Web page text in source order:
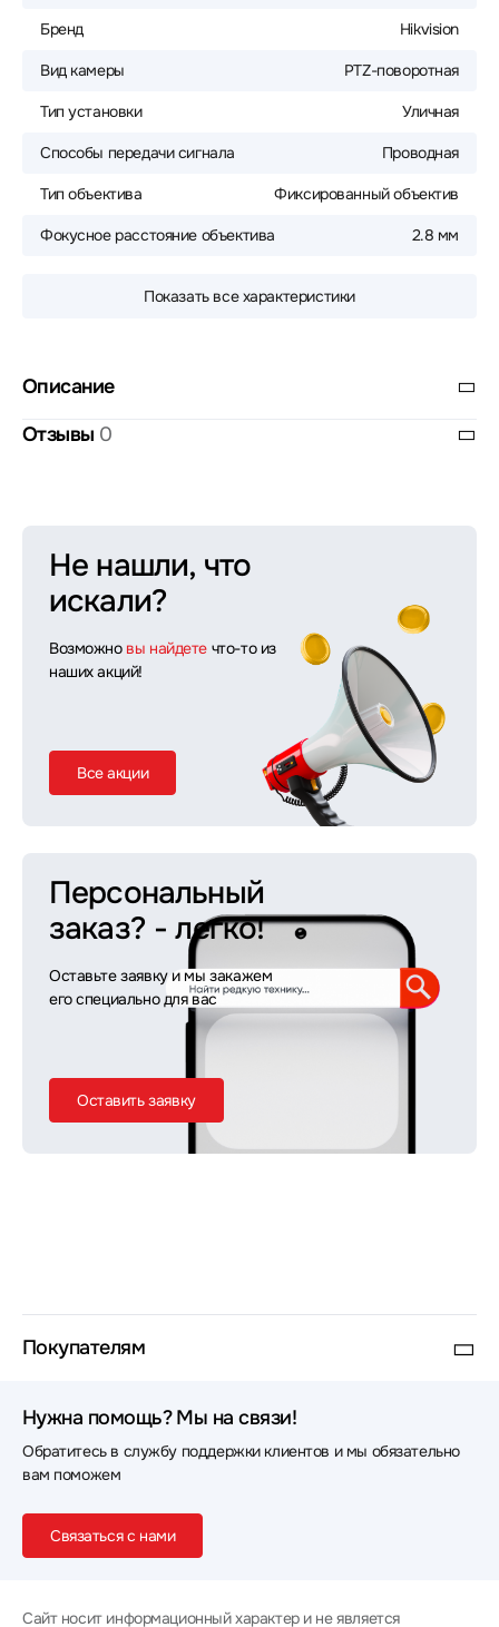
Бренд Hikvision
Вид камеры PTZ-поворотная
Тип установки Уличная
Способы передачи сигнала Проводная
Тип объектива Фиксированный объектив
Фокусное расстояние объектива 2.8 мм
Показать все характеристики
Описание
Отзывы 0
Не нашли, что
искали?
Возможно вы найдете что-то из
наших акций!
Все акции
Персональный
заказ? - легко!
Оставьте заявку и мы закажем
его специально для вас
Оставить заявку
Покупателям
Нужна помощь? Мы на связи!
Обратитесь в службу поддержки клиентов и мы обязательно
вам поможем
Связаться с нами
Сайт носит информационный характер и не является